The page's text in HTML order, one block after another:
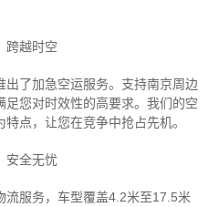
跨越时空
了加急空运服务。支持南京周边
您对时效性的高要求。我们的空
点，让您在竞争中抢占先机。
安全无忧
流服务，车型覆盖4.2米至17.5米